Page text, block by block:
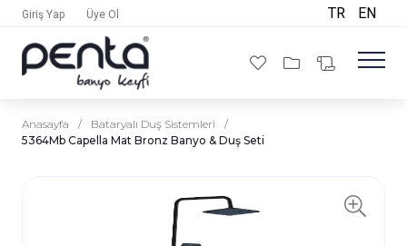
Giriş Yap Üye Ol TR EN
Anasayfa / Bataryalı Duş Sistemleri
/
5364Mb Capella Mat Bronz Banyo & Duş Seti